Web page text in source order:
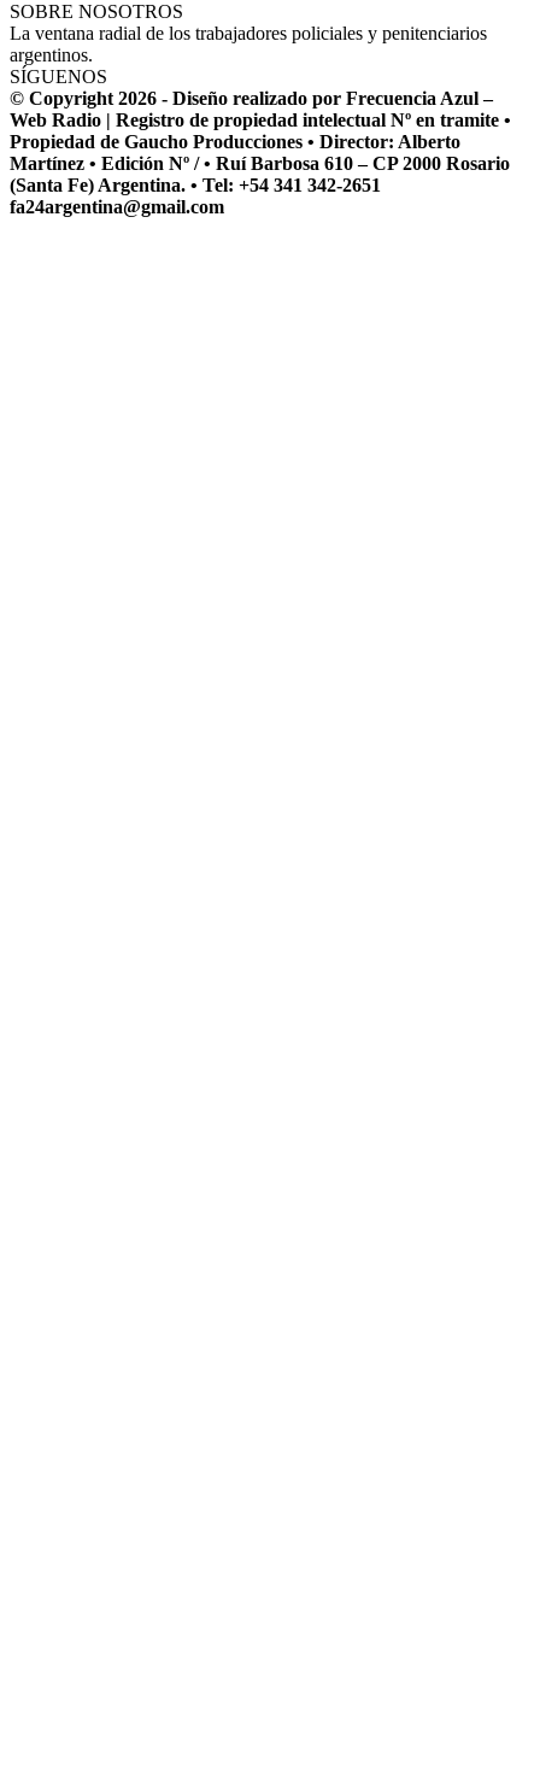
SOBRE NOSOTROS
La ventana radial de los trabajadores policiales y penitenciarios
argentinos.
SÍGUENOS
© Copyright 2026 - Diseño realizado por Frecuencia Azul –
Web Radio | Registro de propiedad intelectual Nº en tramite •
Propiedad de Gaucho Producciones • Director: Alberto
Martínez • Edición Nº / • Ruí Barbosa 610 – CP 2000 Rosario
(Santa Fe) Argentina. • Tel: +54 341 342-2651
fa24argentina@gmail.com